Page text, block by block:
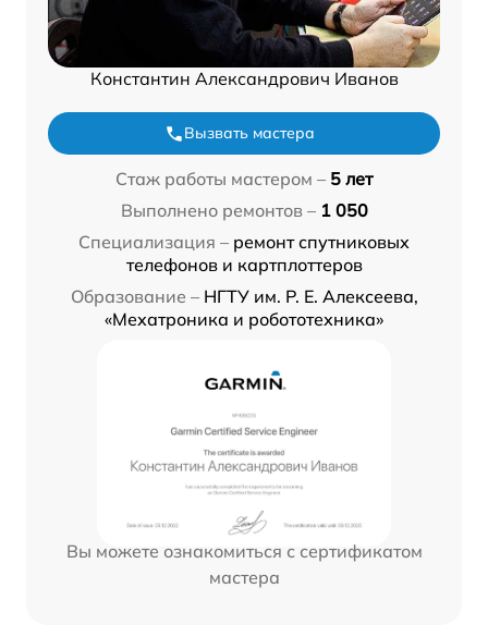
Константин Александрович Иванов
Вызвать мастера
Стаж работы мастером – 5 лет
Выполнено ремонтов – 1 050
Специализация – ремонт спутниковых
телефонов и картплоттеров
Образование – НГТУ им. Р. Е. Алексеева,
«Мехатроника и робототехника»
Вы можете ознакомиться с сертификатом
мастера